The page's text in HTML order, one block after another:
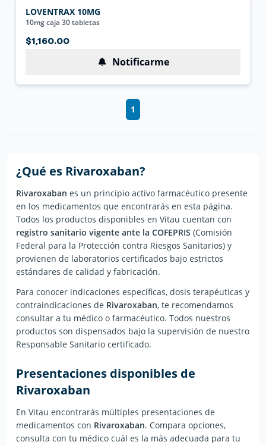
LOVENTRAX 10MG
10mg caja 30 tabletas
$1,160.00
Notificarme
1
¿Qué es Rivaroxaban?
Rivaroxaban es un principio activo farmacéutico presente
en los medicamentos que encontrarás en esta página.
Todos los productos disponibles en Vitau cuentan con
registro sanitario vigente ante la COFEPRIS (Comisión
Federal para la Protección contra Riesgos Sanitarios) y
provienen de laboratorios certificados bajo estrictos
estándares de calidad y fabricación.
Para conocer indicaciones específicas, dosis terapéuticas y
contraindicaciones de Rivaroxaban, te recomendamos
consultar a tu médico o farmacéutico. Todos nuestros
productos son dispensados bajo la supervisión de nuestro
Responsable Sanitario certificado.
Presentaciones disponibles de
Rivaroxaban
En Vitau encontrarás múltiples presentaciones de
medicamentos con Rivaroxaban. Compara opciones,
consulta con tu médico cuál es la más adecuada para tu